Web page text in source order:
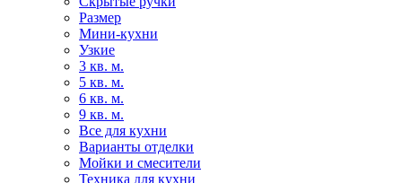
Размер
Мини-кухни
Узкие
3 кв. м.
5 кв. м.
6 кв. м.
9 кв. м.
Все для кухни
Варианты отделки
Мойки и смесители
Техника для кухни